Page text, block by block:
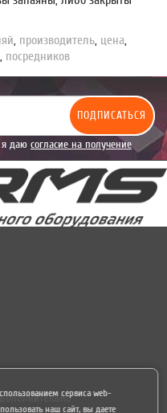
, производитель, цена,
, посредников
ПОДПИСАТЬСЯ
я даю согласие на получение
характера.
ДОПОЛНИТЕЛЬНОсервиса web-
наш сайт, вы даете